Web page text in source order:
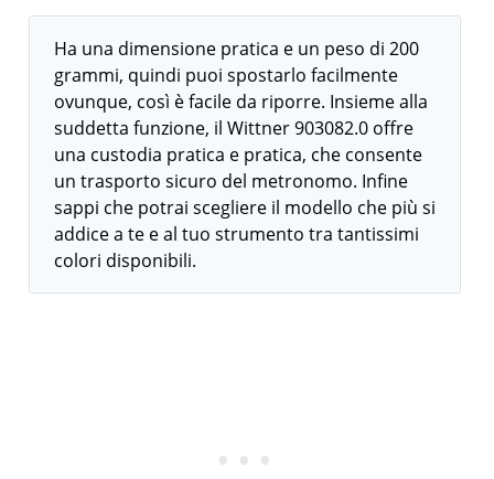
Ha una dimensione pratica e un peso di 200
grammi, quindi puoi spostarlo facilmente
ovunque, così è facile da riporre. Insieme alla
suddetta funzione, il Wittner 903082.0 offre
una custodia pratica e pratica, che consente
un trasporto sicuro del metronomo. Infine
sappi che potrai scegliere il modello che più si
addice a te e al tuo strumento tra tantissimi
colori disponibili.